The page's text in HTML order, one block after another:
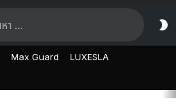
Max Guard LUXESLA